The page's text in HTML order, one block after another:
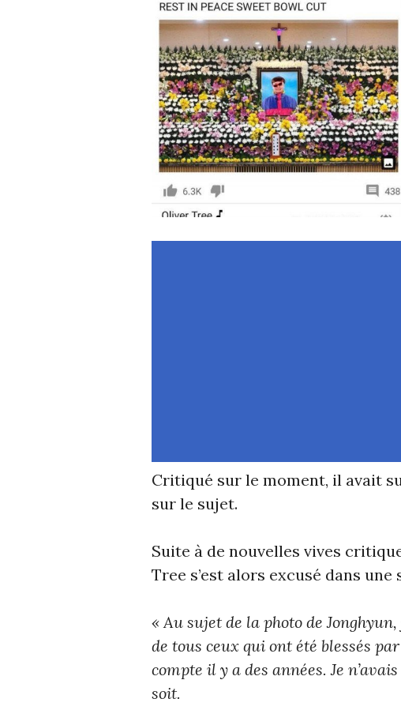
Critiqué sur le moment, il avait
sur le sujet.
Suite à de nouvelles vives
Tree s’est alors excusé dans
« Au sujet de la photo de
de tous ceux qui ont été blessés
compte il y a des années. Je
soit.